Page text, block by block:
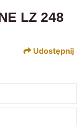
LZ 248
Udostępnij